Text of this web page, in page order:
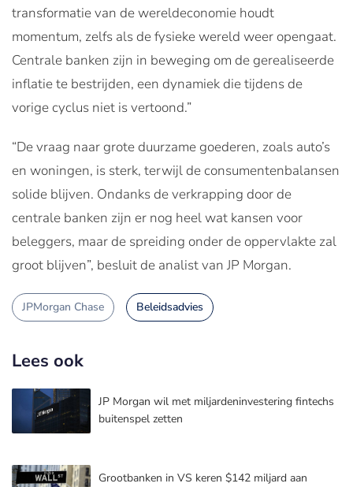
transformatie van de wereldeconomie houdt
momentum, zelfs als de fysieke wereld weer opengaat.
Centrale banken zijn in beweging om de gerealiseerde
inflatie te bestrijden, een dynamiek die tijdens de
vorige cyclus niet is vertoond.”
“De vraag naar grote duurzame goederen, zoals auto’s
en woningen, is sterk, terwijl de consumentenbalansen
solide blijven. Ondanks de verkrapping door de
centrale banken zijn er nog heel wat kansen voor
beleggers, maar de spreiding onder de oppervlakte zal
groot blijven”, besluit de analist van JP Morgan.
JPMorgan Chase Beleidsadvies
Lees ook
JP Morgan wil met miljardeninvestering fintechs
buitenspel zetten
Grootbanken in VS keren $142 miljard aan